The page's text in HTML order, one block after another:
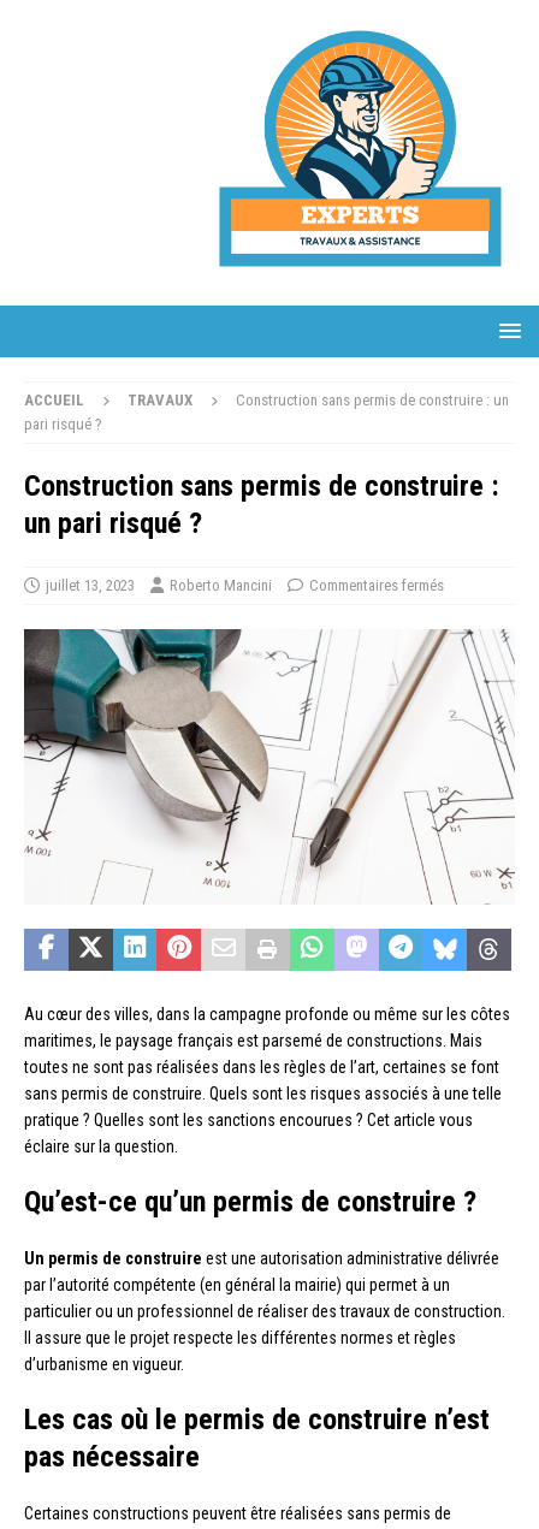
ACCUEIL TRAVAUX
Construction sans permis de construire : un
pari risqué ?
Construction sans permis de construire :
un pari risqué ?
juillet 13, 2023 Roberto Mancini Commentaires fermés
Au cœur des villes, dans la campagne profonde ou même sur les côtes
maritimes, le paysage français est parsemé de constructions. Mais
toutes ne sont pas réalisées dans les règles de l’art, certaines se font
sans permis de construire. Quels sont les risques associés à une telle
pratique ? Quelles sont les sanctions encourues ? Cet article vous
éclaire sur la question.
Qu’est-ce qu’un permis de construire ?
Un permis de construire est une autorisation administrative délivrée
par l’autorité compétente (en général la mairie) qui permet à un
particulier ou un professionnel de réaliser des travaux de construction.
Il assure que le projet respecte les différentes normes et règles
d’urbanisme en vigueur.
Les cas où le permis de construire n’est
pas nécessaire
Certaines constructions peuvent être réalisées sans permis de